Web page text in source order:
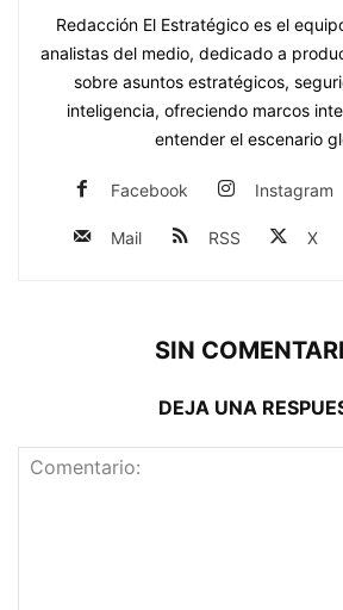
Redacción El Estratégico es el
analistas del medio, dedicado a
sobre asuntos estratégicos,
inteligencia, ofreciendo marcos
entender el escenario
Facebook Instagram
Mail RSS X
SIN
DEJA UNA